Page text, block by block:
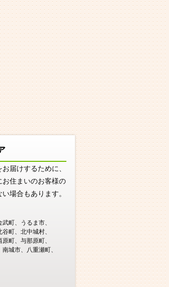
届けするために、
住まいのお客様の
場合もあります。
武町
うるま市
谷町
北中城村
原町
与那原町
南城市
八重瀬町